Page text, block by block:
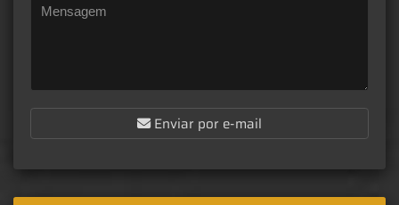
Enviar por e-mail